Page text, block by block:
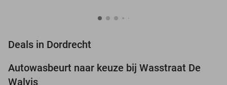
Deals in Dordrecht
29%
Autowasbeurt naar keuze bij Wasstraat De
Walvis